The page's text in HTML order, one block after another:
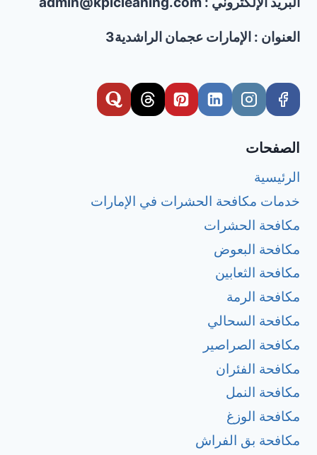
العنوان : الإمارات عجمان الراشدية3
الصفحات
الرئيسية
خدمات مكافحة الحشرات في الإمارات
مكافحة الحشرات
مكافحة البعوض
مكافحة الثعابين
مكافحة الرمة
مكافحة السحالي
مكافحة الصراصير
مكافحة الفئران
مكافحة النمل
مكافحة الوزغ
مكافحة بق الفراش